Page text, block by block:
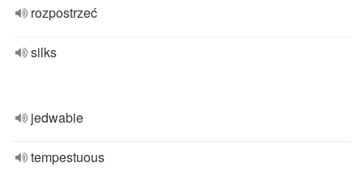
rozpostrzeć
silks
jedwabie
tempestuous